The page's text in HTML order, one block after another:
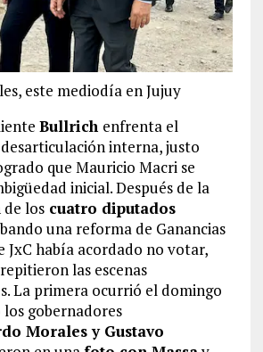
este mediodía en Jujuy
Bullrich enfrenta el
interna, justo
que Mauricio Macri se
inicial. Después de la
loscuatro diputados
una reforma de Ganancias
JxC había acordado no votar,
las escenas
La primera ocurrió el domingo
gobernadores
Morales y Gustavo